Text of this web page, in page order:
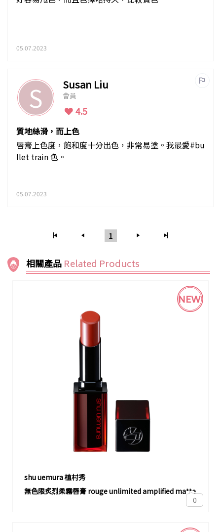
05.07.2023
S Susan Liu
會員
4.5
質地絲滑，而上色
唇膏上色度，飽和度十分出色，非常易塗。我最愛#bu
llet train 色。
05.07.2023
1
相關產品 Related Products
shu uemura 植村秀
無色限炙烈柔霧唇膏 rouge unlimited amplified matte
NEW
0